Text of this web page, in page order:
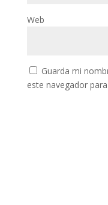
Web
Guarda mi
este navegador